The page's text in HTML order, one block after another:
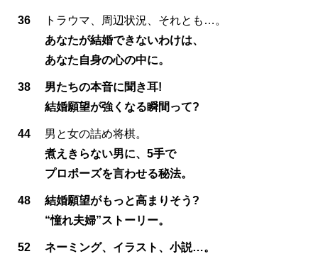
36
トラウマ、周辺状況、それとも…。
あなたが結婚できないわけは、
あなた自身の心の中に。
38
男たちの本音に聞き耳!
結婚願望が強くなる瞬間って?
44
男と女の詰め将棋。
煮えきらない男に、5手で
プロポーズを言わせる秘法。
48
結婚願望がもっと高まりそう?
“憧れ夫婦”ストーリー。
52
ネーミング、イラスト、小説…。